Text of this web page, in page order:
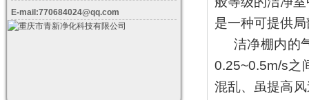
E-mail:770684024@qq.com
是一种可提供
洁净棚内的
0.25~0.5m/s之
混乱、虽提高